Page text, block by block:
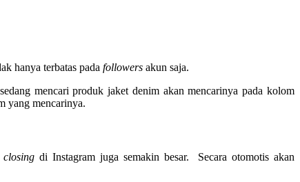
hanya terbatas pada followers akun saja.
mencari produk jaket denim akan mencarinya pada kolom
yang mencarinya.
closing di Instagram juga semakin besar. Secara otomotis akan